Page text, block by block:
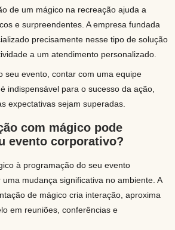
de um mágico na recreação ajuda a
e surpreendentes. A empresa fundada
precisamente nesse tipo de solução
a um atendimento personalizado.
seu evento, contar com uma equipe
indispensável para o sucesso da ação,
expectativas sejam superadas.
com mágico pode
evento corporativo?
à programação do seu evento
mudança significativa no ambiente. A
de mágico cria interação, aproxima
em reuniões, conferências e